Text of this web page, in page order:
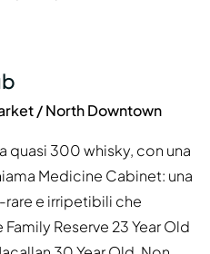
/ North Downtown
quasi 300 whisky, con una
Medicine Cabinet: una
e irripetibili che
Reserve 23 Year Old